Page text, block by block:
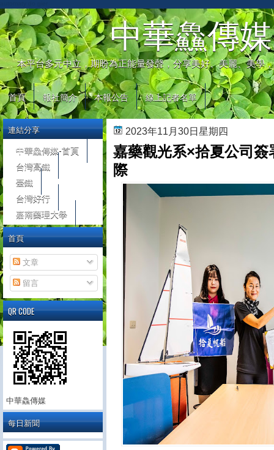
中華鱻傳媒
本平台多元中立，期盼為正能量發聲，分享美好、美麗、美學
首頁 報社簡介 本報公告 線上記者名單
2023年11月30日星期四
嘉藥觀光系×拾夏公司
際
連結分享
中華鱻傳媒-首頁
台灣高鐵
臺鐵
台灣好行
嘉南藥理大學
首頁
文章
留言
QR CODE
中華鱻傳媒
每日新聞